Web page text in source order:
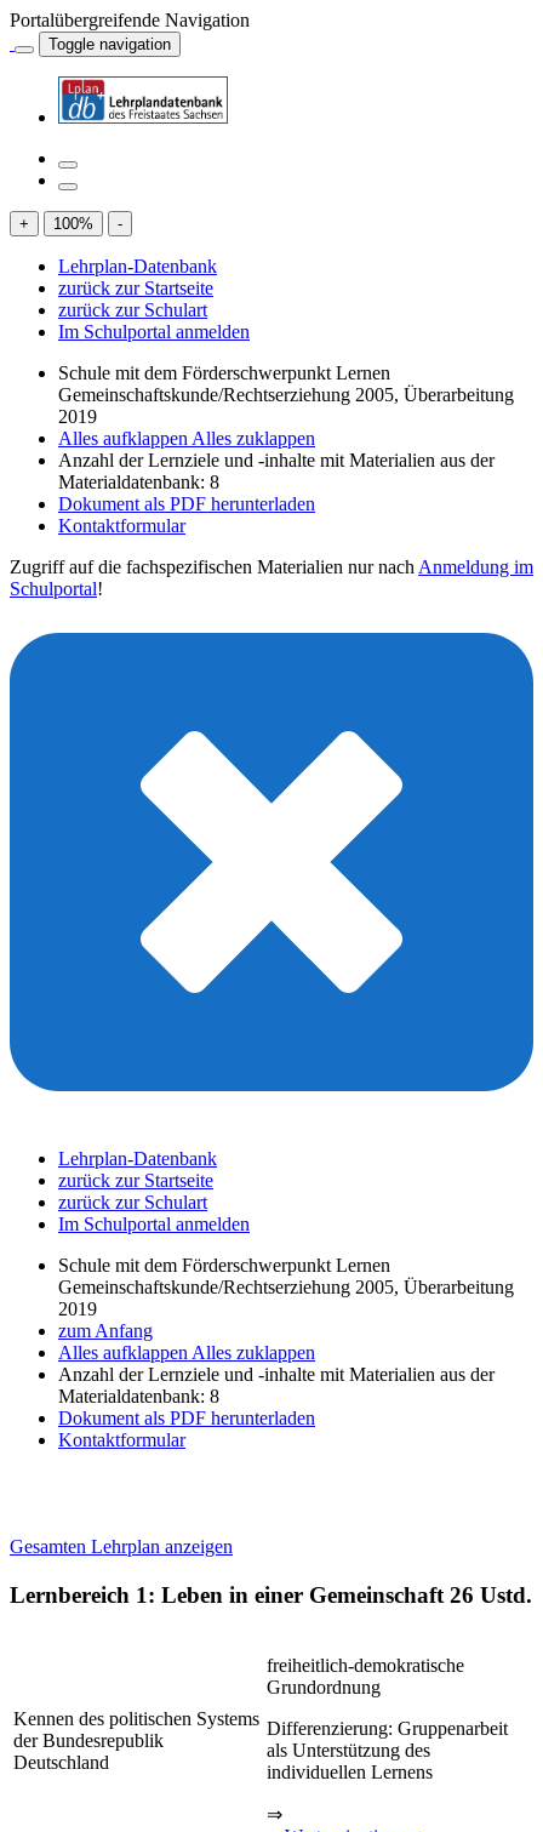
Portalübergreifende Navigation
Toggle navigation
+ 100% -
Lehrplan-Datenbank
zurück zur Startseite
zurück zur Schulart
Im Schulportal anmelden
Schule mit dem Förderschwerpunkt Lernen
Gemeinschaftskunde/Rechtserziehung 2005, Überarbeitung
2019
Alles aufklappen Alles zuklappen
Anzahl der Lernziele und -inhalte mit Materialien aus der
Materialdatenbank: 8
Dokument als PDF herunterladen
Kontaktformular
Zugriff auf die fachspezifischen Materialien nur nach Anmeldung im
Schulportal!
Lehrplan-Datenbank
zurück zur Startseite
zurück zur Schulart
Im Schulportal anmelden
Schule mit dem Förderschwerpunkt Lernen
Gemeinschaftskunde/Rechtserziehung 2005, Überarbeitung
2019
zum Anfang
Alles aufklappen Alles zuklappen
Anzahl der Lernziele und -inhalte mit Materialien aus der
Materialdatenbank: 8
Dokument als PDF herunterladen
Kontaktformular
Gesamten Lehrplan anzeigen
Lernbereich 1: Leben in einer Gemeinschaft 26 Ustd.
Kennen des politischen Systems
der Bundesrepublik
Deutschland
freiheitlich-demokratische
Grundordnung
Differenzierung: Gruppenarbeit
als Unterstützung des
individuellen Lernens
⇒